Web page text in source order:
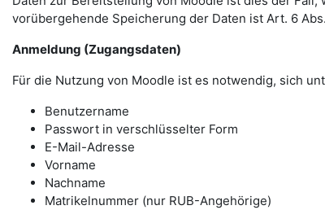
vorübergehende Speicherung der Daten ist Art. 6 Abs.
Anmeldung (Zugangsdaten)
Für die Nutzung von Moodle ist es notwendig, sich
Benutzername
Passwort in verschlüsselter Form
E-Mail-Adresse
Vorname
Nachname
Matrikelnummer (nur RUB-Angehörige)